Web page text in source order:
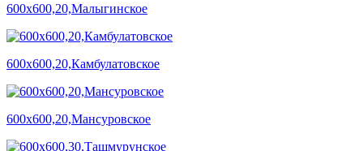
600х600,20,Малыгинское
600х600,20,Камбулатовское
600х600,20,Мансуровское